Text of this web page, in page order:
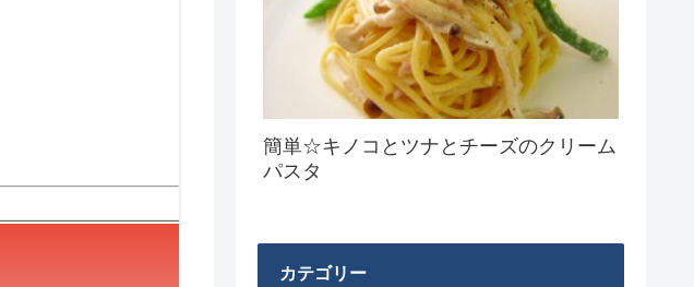
簡単☆キノコとツナとチーズのクリーム
パスタ
カテゴリー